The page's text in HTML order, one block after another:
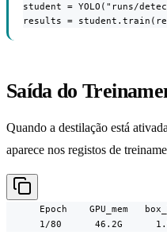
student = YOLO("runs/
results =
Saída do
Quando a destilação está
aparece nos registos de
Epoch    GPU_mem
1/80      46.2G